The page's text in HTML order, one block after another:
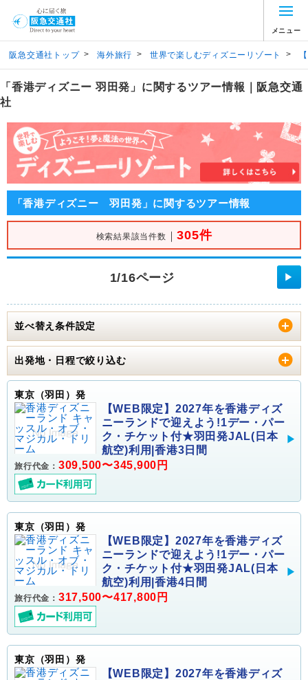
メニュー
阪急交通社トップ > 海外旅行 > 世界で楽しむディズニーリゾート >
「香港ディズニー 羽田発」に関するツアー情報｜阪急交通
社
「香港ディズニー 羽田発」に関するツアー情報
検索結果該当件数 ｜305件
1/16ページ ▶
並べ替え条件設定
出発地・日程で絞り込む
東京（羽田）発
【WEB限定】2027年を香港ディズ
ニーランドで迎えよう!1デー・パー
ク・チケット付★羽田発JAL(日本
航空)利用|香港3日間
旅行代金： 309,500〜345,900円
東京（羽田）発
【WEB限定】2027年を香港ディズ
ニーランドで迎えよう!1デー・パー
ク・チケット付★羽田発JAL(日本
航空)利用|香港4日間
旅行代金： 317,500〜417,800円
東京（羽田）発
【WEB限定】2027年を香港ディズ